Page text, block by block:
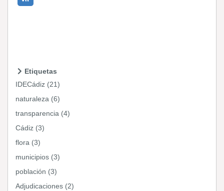
Etiquetas
IDECádiz (21)
naturaleza (6)
transparencia (4)
Cádiz (3)
flora (3)
municipios (3)
población (3)
Adjudicaciones (2)